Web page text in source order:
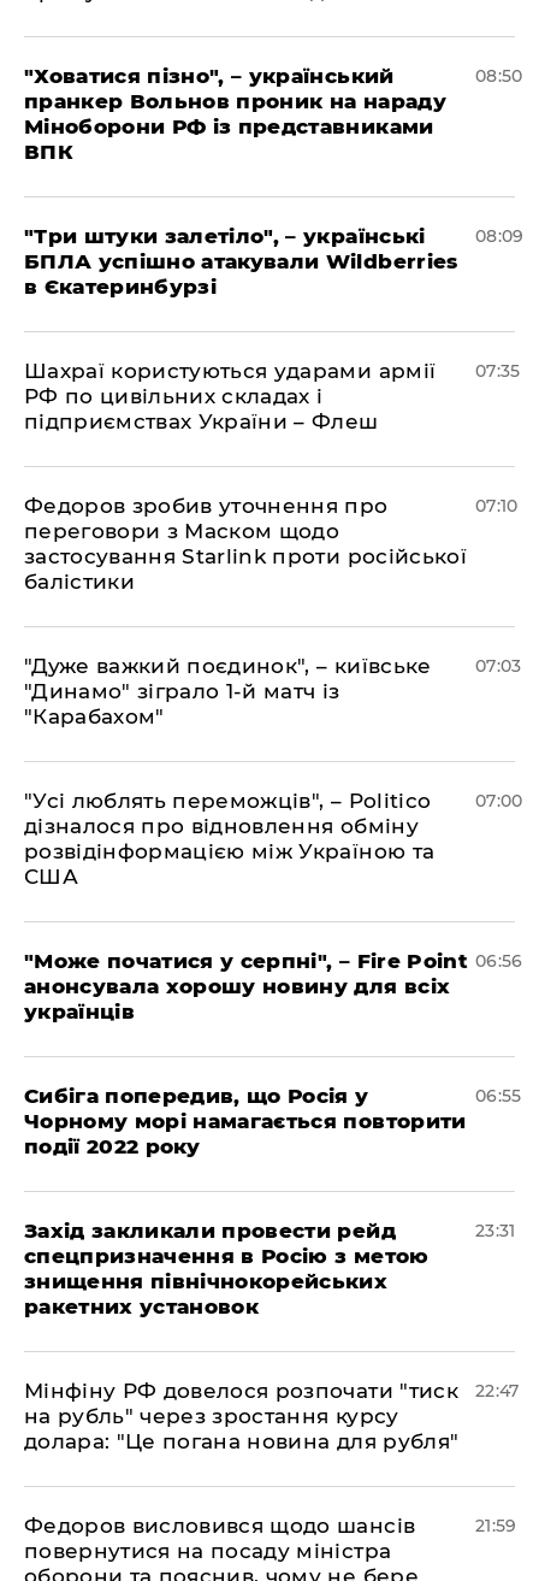
"Ховатися пізно", – український
пранкер Вольнов проник на нараду
Міноборони РФ із представниками
ВПК
08:50
"Три штуки залетіло", – українські
БПЛА успішно атакували Wildberries
в Єкатеринбурзі
08:09
Шахраї користуються ударами армії
РФ по цивільних складах і
підприємствах України – Флеш
07:35
Федоров зробив уточнення про
переговори з Маском щодо
застосування Starlink проти російської
балістики
07:10
"Дуже важкий поєдинок", – київське
"Динамо" зіграло 1-й матч із
"Карабахом"
07:03
"Усі люблять переможців", – Politico
дізналося про відновлення обміну
розвідінформацією між Україною та
США
07:00
"Може початися у серпні", – Fire Point
анонсувала хорошу новину для всіх
українців
06:56
Сибіга попередив, що Росія у
Чорному морі намагається повторити
події 2022 року
06:55
​Захід закликали провести рейд
спецпризначення в Росію з метою
знищення північнокорейських
ракетних установок
23:31
​Мінфіну РФ довелося розпочати "тиск
на рубль" через зростання курсу
долара: "Це погана новина для рубля"
22:47
​Федоров висловився щодо шансів
повернутися на посаду міністра
оборони та пояснив, чому не бере
21:59